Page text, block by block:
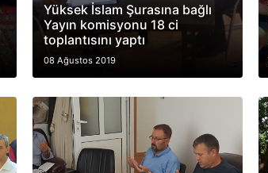
Yüksek İslam Şurasına bağlı
Yayın komisyonu 18 ci
toplantısını yaptı
08 Ağustos 2019